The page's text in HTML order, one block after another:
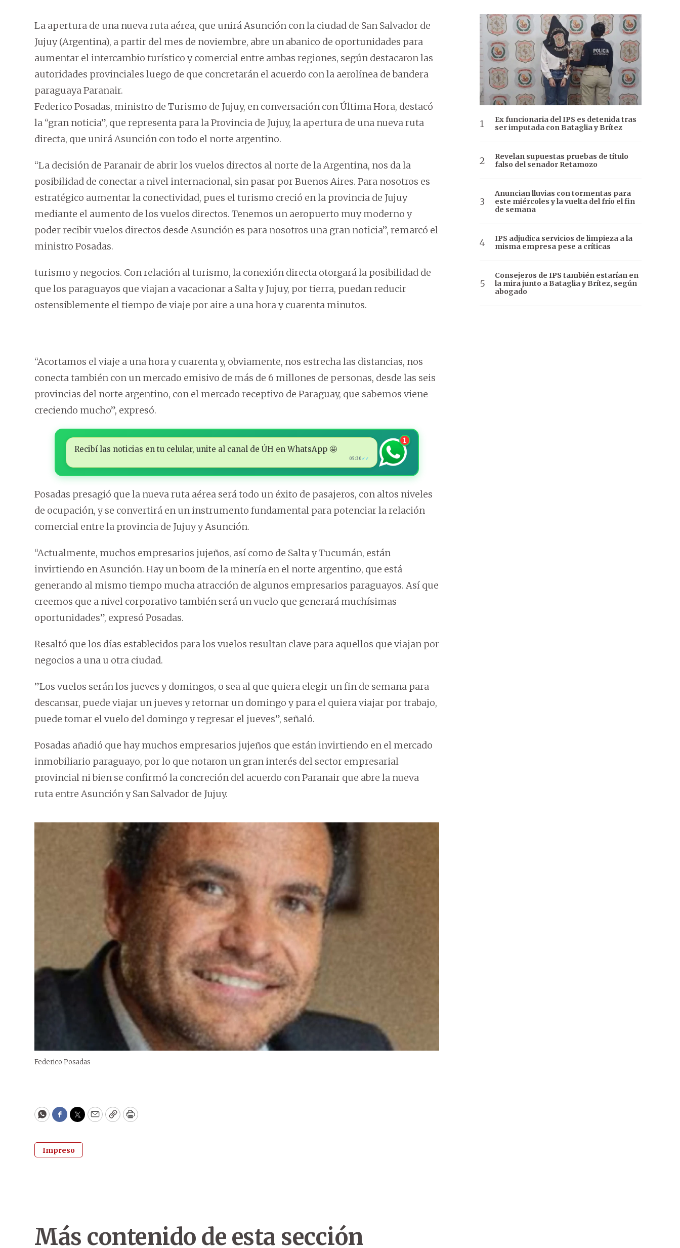
La apertura de una nueva ruta aérea, que unirá Asunción con la ciudad de San Salvador de
Jujuy (Argentina), a partir del mes de noviembre, abre un abanico de oportunidades para
aumentar el intercambio turístico y comercial entre ambas regiones, según destacaron las
autoridades provinciales luego de que concretarán el acuerdo con la aerolínea de bandera
paraguaya Paranair.
Federico Posadas, ministro de Turismo de Jujuy, en conversación con Última Hora, destacó
la “gran noticia”, que representa para la Provincia de Jujuy, la apertura de una nueva ruta
directa, que unirá Asunción con todo el norte argentino.
“La decisión de Paranair de abrir los vuelos directos al norte de la Argentina, nos da la
posibilidad de conectar a nivel internacional, sin pasar por Buenos Aires. Para nosotros es
estratégico aumentar la conectividad, pues el turismo creció en la provincia de Jujuy
mediante el aumento de los vuelos directos. Tenemos un aeropuerto muy moderno y
poder recibir vuelos directos desde Asunción es para nosotros una gran noticia”, remarcó el
ministro Posadas.
turismo y negocios. Con relación al turismo, la conexión directa otorgará la posibilidad de
que los paraguayos que viajan a vacacionar a Salta y Jujuy, por tierra, puedan reducir
ostensiblemente el tiempo de viaje por aire a una hora y cuarenta minutos.
“Acortamos el viaje a una hora y cuarenta y, obviamente, nos estrecha las distancias, nos
conecta también con un mercado emisivo de más de 6 millones de personas, desde las seis
provincias del norte argentino, con el mercado receptivo de Paraguay, que sabemos viene
creciendo mucho”, expresó.
Recibí las noticias en tu celular, unite al canal de ÚH en WhatsApp 🤩
05:30 ✓✓
1
Posadas presagió que la nueva ruta aérea será todo un éxito de pasajeros, con altos niveles
de ocupación, y se convertirá en un instrumento fundamental para potenciar la relación
comercial entre la provincia de Jujuy y Asunción.
“Actualmente, muchos empresarios jujeños, así como de Salta y Tucumán, están
invirtiendo en Asunción. Hay un boom de la minería en el norte argentino, que está
generando al mismo tiempo mucha atracción de algunos empresarios paraguayos. Así que
creemos que a nivel corporativo también será un vuelo que generará muchísimas
oportunidades”, expresó Posadas.
Resaltó que los días establecidos para los vuelos resultan clave para aquellos que viajan por
negocios a una u otra ciudad.
”Los vuelos serán los jueves y domingos, o sea al que quiera elegir un fin de semana para
descansar, puede viajar un jueves y retornar un domingo y para el quiera viajar por trabajo,
puede tomar el vuelo del domingo y regresar el jueves”, señaló.
Posadas añadió que hay muchos empresarios jujeños que están invirtiendo en el mercado
inmobiliario paraguayo, por lo que notaron un gran interés del sector empresarial
provincial ni bien se confirmó la concreción del acuerdo con Paranair que abre la nueva
ruta entre Asunción y San Salvador de Jujuy.
Federico Posadas
WhatsApp
Facebook
Twitter
EmailCopyPrint
Impreso
Ex funcionaria del IPS es detenida tras
ser imputada con Bataglia y Brítez
Revelan supuestas pruebas de título
falso del senador Retamozo
Anuncian lluvias con tormentas para
este miércoles y la vuelta del frío el fin
de semana
IPS adjudica servicios de limpieza a la
misma empresa pese a críticas
Consejeros de IPS también estarían en
la mira junto a Bataglia y Brítez, según
abogado
Más contenido de esta sección